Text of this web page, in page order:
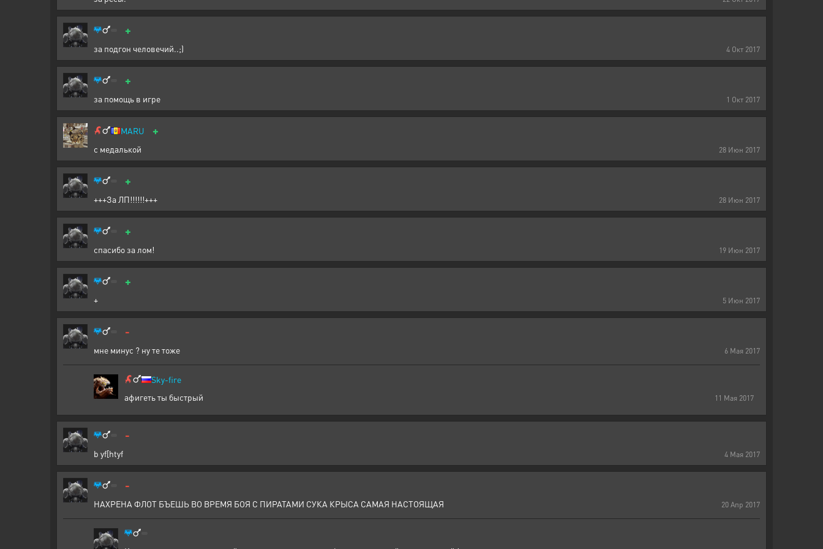
4 Окт 2017
+
за подгон человечий..;)
1 Окт 2017
+
за помощь в игре
28 Июн 2017
MARU +
с медалькой
28 Июн 2017
+
+++За ЛП!!!!!!+++
19 Июн 2017
+
спасибо за лом!
5 Июн 2017
+
+
6 Мая 2017
-
мне минус ? ну те тоже
11 Мая 2017
Sky-fire
афигеть ты быстрый
4 Мая 2017
-
b yf[htyf
20 Апр 2017
-
НАХРЕНА ФЛОТ БЪЕШЬ ВО ВРЕМЯ БОЯ С ПИРАТАМИ СУКА КРЫСА САМАЯ НАСТОЯЩАЯ